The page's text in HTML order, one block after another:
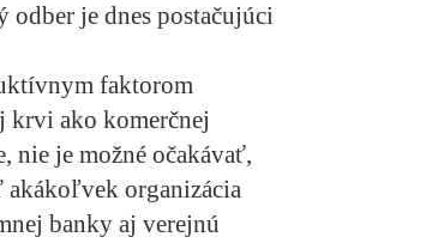
odber je dnes postačujúci
faktorom
krvi ako komerčnej
nie je možné očakávať,
organizácia
banky aj verejnú